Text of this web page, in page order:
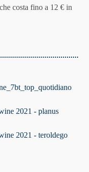
costa fino a 12 € in
2021 - planus
2021 - teroldego